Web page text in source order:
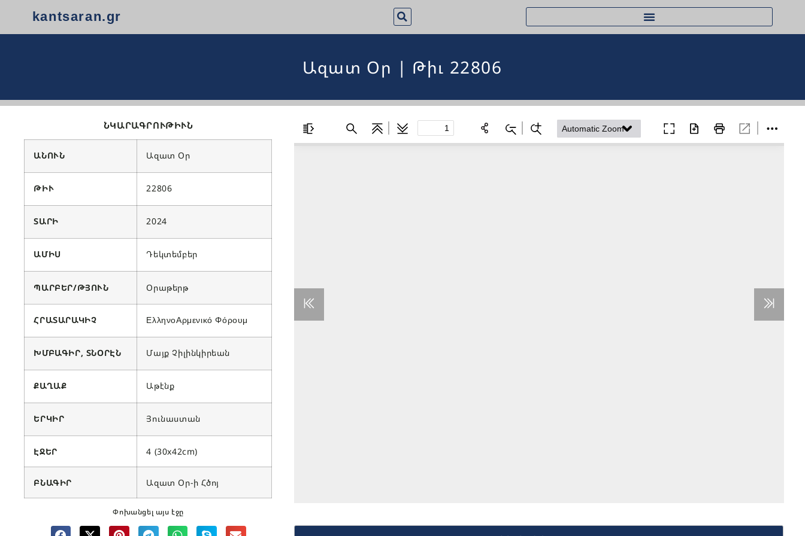
kantsaran.gr
Ազատ Օր | Թիւ 22806
ՆԿԱՐԱԳՐՈՒԹԻՒՆ
ԱՆՈՒՆ Ազատ Օր
ԹԻՒ 22806
ՏԱՐԻ 2024
ԱՄԻՍ Դեկտեմբեր
ՊԱՐԲԵՐ/ԹՅՈՒՆ Օրաթերթ
ՀՐԱՏԱՐԱԿԻՉ ΕλληνοΑρμενικό Φόρουμ
ԽՄԲԱԳԻՐ, ՏՆՕՐԷՆ Մայք Չիլինկիրեան
ՔԱՂԱՔ Աթէնք
ԵՐԿԻՐ Յունաստան
ԷՋԵՐ 4 (30x42cm)
ԲՆԱԳԻՐ Ազատ Օր-ի Հծոյ
Փոխանցել այս էջը